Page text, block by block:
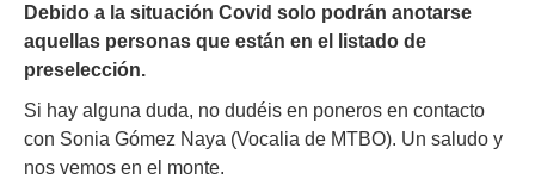
Debido a la situación Covid solo podrán anotarse
aquellas personas que están en el listado de
preselección.
Si hay alguna duda, no dudéis en poneros en contacto
con Sonia Gómez Naya (Vocalia de MTBO). Un saludo y
nos vemos en el monte.